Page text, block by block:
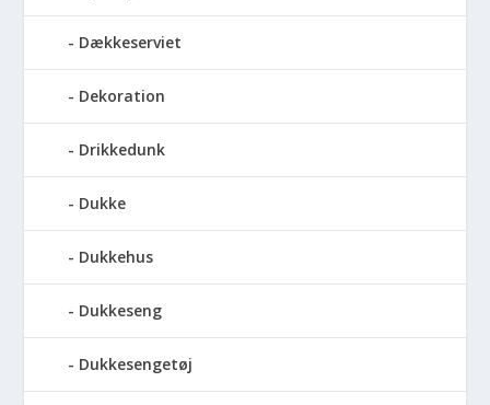
Dækkeserviet
Dekoration
Drikkedunk
Dukke
Dukkehus
Dukkeseng
Dukkesengetøj